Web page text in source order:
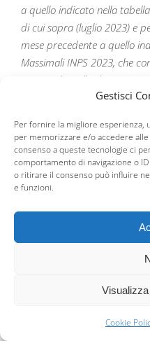
Gestisci
Per fornire la migliore esperienza,
per memorizzare e/o accedere
consenso a queste tecnologie ci
comportamento di navigazione o
o ritirare il consenso può influire
e funzioni.
Cookie
a quello indicato nella
di cui sopra (luglio 2023) e
mese precedente a quello
Massimali INPS 2023, che
conguaglio nella denuncia
settembre o ottobre, è
contributivo Under 36”,
Personale – Stampe.
La stampa suddivide i
197/2022, codice Incentivo
Contributi di Anagrafica
Nella stampa sono
previdenziale netto c/
pagato, ottenuto non solo